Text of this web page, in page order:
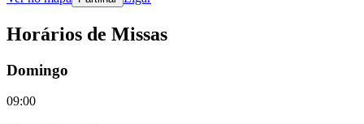
Horários de Missas
Domingo
09:00